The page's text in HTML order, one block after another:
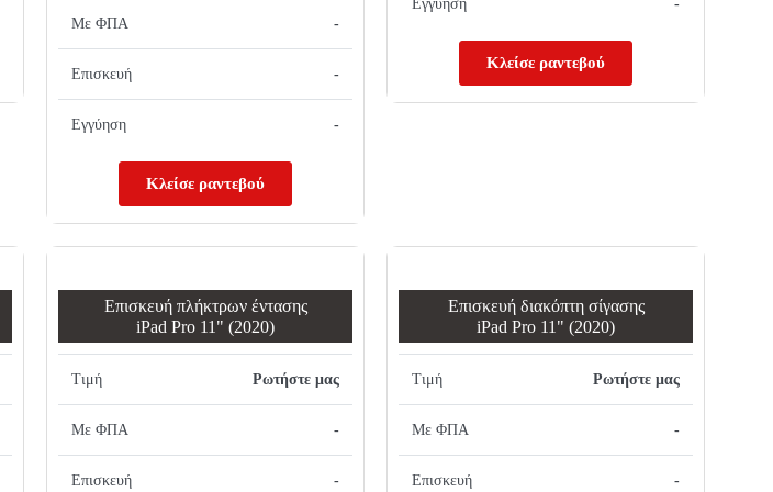
Με ΦΠΑ -
Επισκευή -
Εγγύηση -
Κλείσε ραντεβού
Εγγύηση -
Κλείσε ραντεβού
Επισκευή πλήκτρων έντασης
iPad Pro 11" (2020)
Τιμή Ρωτήστε μας
Με ΦΠΑ -
Επισκευή -
Επισκευή διακόπτη σίγασης
iPad Pro 11" (2020)
Τιμή Ρωτήστε μας
Με ΦΠΑ -
Επισκευή -